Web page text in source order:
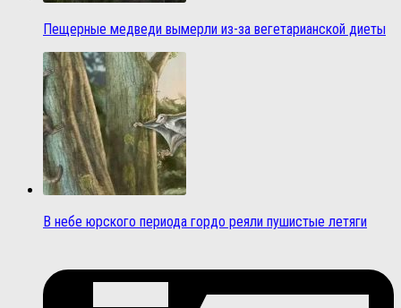
Пещерные медведи вымерли из-за вегетарианской диеты
В небе юрского периода гордо реяли пушистые летяги